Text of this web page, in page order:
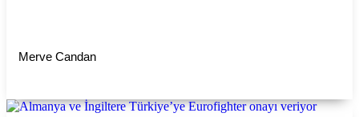
Merve Candan